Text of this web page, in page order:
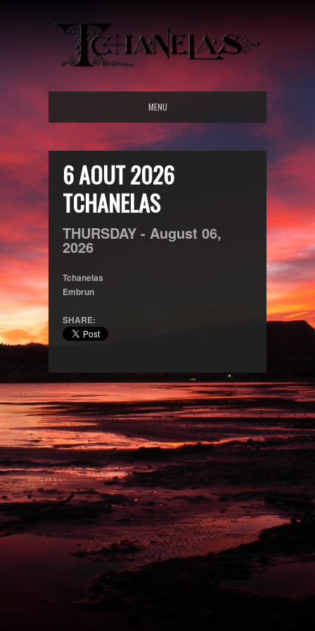
MENU
6 AOUT 2026
TCHANELAS
THURSDAY - August 06,
2026
Tchanelas
Embrun
SHARE: